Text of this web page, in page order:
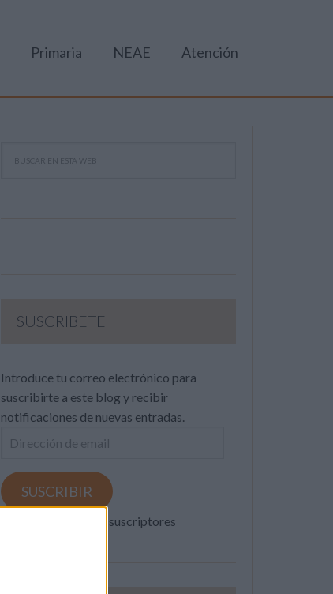
Primaria NEAE Atención
SUSCRIBETE
Introduce tu correo electrónico para
suscribirte a este blog y recibir
notificaciones de nuevas entradas.
Dirección
email
SUSCRIBIR
Únete a otros 371K suscriptores